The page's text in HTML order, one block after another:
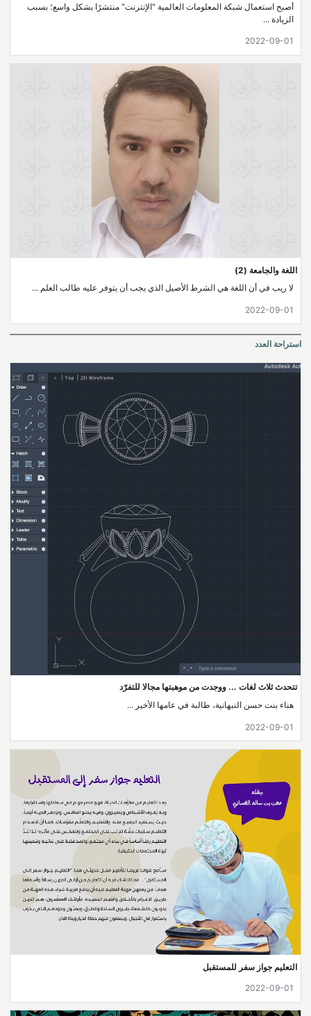
أصبح استعمال شبكة المعلومات العالمية "الإنترنت" منتشرًا بشكل واسع؛ بسبب
الزيادة ...
2022-09-01
اللغة والجامعة (2)
لا ريب في أن اللغة هي الشرط الأصيل الذي يجب أن يتوفر عليه طالب العلم ...
2022-09-01
استراحة العدد
تتحدث ثلاث لغات ... ووجدت من موهبتها مجالا للتفرّد
هناء بنت حسن النبهانية، طالبة في عامها الأخير ...
2022-09-01
التعليم جواز سفر للمستقبل
2022-09-01